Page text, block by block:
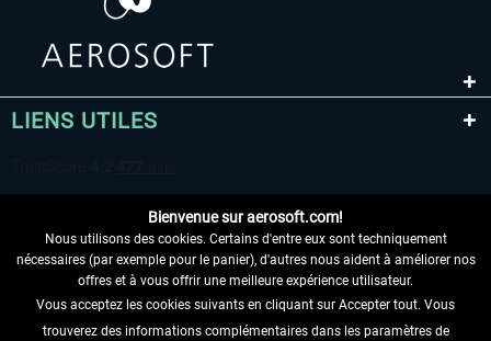
LIENS UTILES
RENONCER AU CONTRAT ICI
Bienvenue sur aerosoft.com!
Nous utilisons des cookies. Certains d'entre eux sont techniquement
nécessaires (par exemple pour le panier), d'autres nous aident à améliorer nos
offres et à vous offrir une meilleure expérience utilisateur.
Vous acceptez les cookies suivants en cliquant sur Accepter tout. Vous
trouverez des informations complémentaires dans les paramètres de